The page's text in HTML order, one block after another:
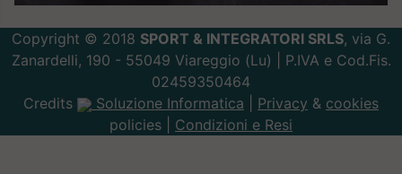
Copyright © 2018 SPORT & INTEGRATORI SRLS, via G.
Zanardelli, 190 - 55049 Viareggio (Lu) | P.IVA e Cod.Fis.
02459350464
Credits
Soluzione Informatica Privacy & cookies
policies | Condizioni e Resi